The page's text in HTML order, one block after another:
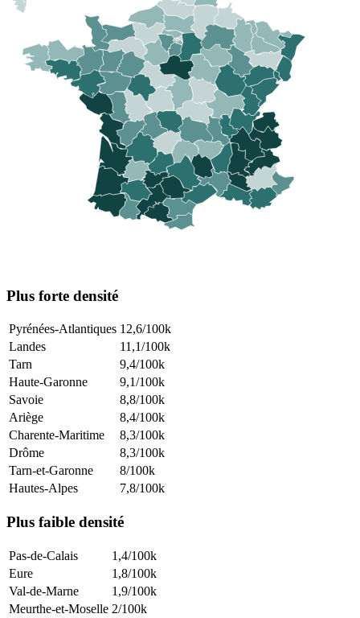
Plus forte densité
Pyrénées-Atlantiques 12,6/100k
Landes
11,1/100k
Tarn
9,4/100k
Haute-Garonne
9,1/100k
Savoie
8,8/100k
Ariège
8,4/100k
Charente-Maritime
8,3/100k
Drôme
8,3/100k
Tarn-et-Garonne
8/100k
Hautes-Alpes
7,8/100k
Plus faible densité
Pas-de-Calais 1,4/100k
Eure
1,8/100k
Val-de-Marne
1,9/100k
Meurthe-et-Moselle 2/100k